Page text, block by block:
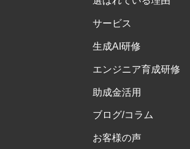
サービス
生成AI研修
エンジニア育成研修
助成金活用
ブログ/コラム
お客様の声